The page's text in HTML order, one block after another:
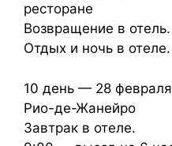
ресторане
Возвращение в отель.
Отдых и ночь в отеле.
10 день — 28 февраля
Рио-де-Жанейро
Завтрак в отеле.